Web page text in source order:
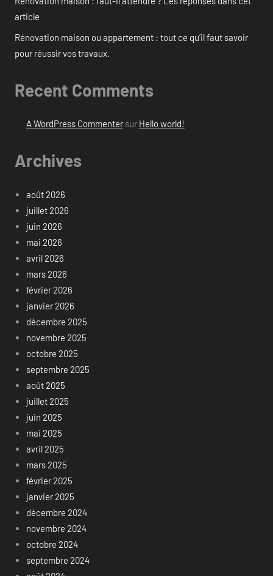
article
Rénovation maison ou appartement : tout ce qu’il faut savoir
pour réussir vos travaux.
Recent Comments
A WordPress Commentersur Hello world!
Archives
août 2026
juillet 2026
juin 2026
mai 2026
avril 2026
mars 2026
février 2026
janvier 2026
décembre 2025
novembre 2025
octobre 2025
septembre 2025
août 2025
juillet 2025
juin 2025
mai 2025
avril 2025
mars 2025
février 2025
janvier 2025
décembre 2024
novembre 2024
octobre 2024
septembre 2024